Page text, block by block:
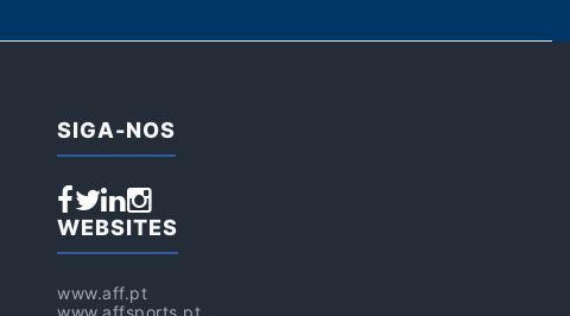
SIGA-NOS
WEBSITES
www.aff.pt
www.affsports.pt